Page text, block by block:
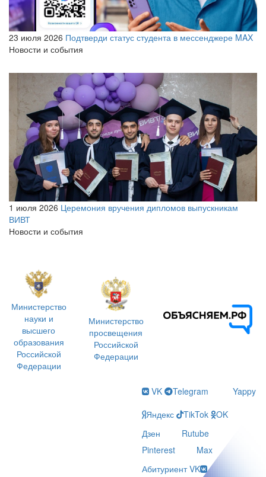
23 июля 2026 Подтверди статус студента в мессенджере MAX
Новости и события
1 июля 2026 Церемония вручения дипломов выпускникам
ВИВТ
Новости и события
Министерство
науки и
высшего
образования
Российской
Федерации
Министерство
просвещения
Российской
Федерации
VK Telegram
Yappy
Яндекс
TikTok
OK
Дзен
Rutube
Pinterest
Max
Абитуриент VK